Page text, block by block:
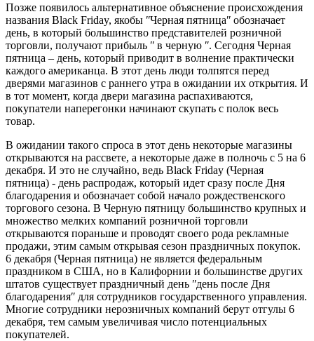
Позже появилось альтернативное объяснение происхождения
названия Black Friday, якобы ʺЧерная пятницаʺ обозначает
день, в который большинство представителей розничной
торговли, получают прибыль ʺ в черную ʺ. Сегодня Черная
пятница – день, который приводит в волнение практически
каждого американца. В этот день люди толпятся перед
дверями магазинов с раннего утра в ожидании их открытия. И
в тот момент, когда двери магазина распахиваются,
покупатели наперегонки начинают скупать с полок весь
товар.
В ожидании такого спроса в этот день некоторые магазины
открываются на рассвете, а некоторые даже в полночь с 5 на 6
декабря. И это не случайно, ведь Black Friday (Черная
пятница) - день распродаж, который идет сразу после Дня
благодарения и обозначает собой начало рождественского
торгового сезона. В Черную пятницу большинство крупных и
множество мелких компаний розничной торговли
открываются пораньше и проводят своего рода рекламные
продажи, этим самым открывая сезон праздничных покупок.
6 декабря (Черная пятница) не является федеральным
праздником в США, но в Калифорнии и большинстве других
штатов существует праздничный день ʺдень после Дня
благодаренияʺ для сотрудников государственного управления.
Многие сотрудники нерозничных компаний берут отгулы 6
декабря, тем самым увеличивая число потенциальных
покупателей.